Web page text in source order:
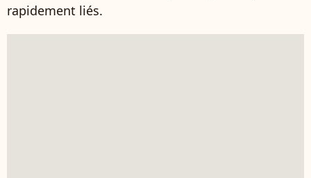
rapidement liés.